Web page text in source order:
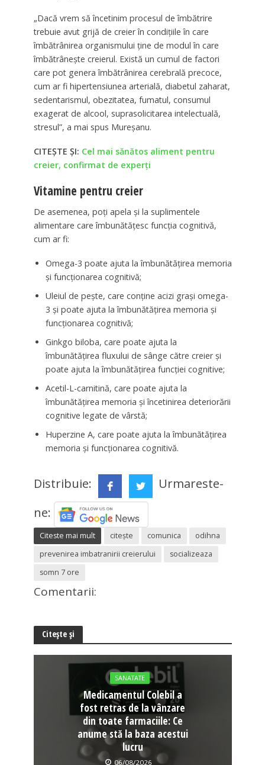
„Dacă vrem să încetinim procesul de îmbătrire
trebuie avut grijă de creier în condiţiile în care
îmbătrânirea organismului ţine de modul în care
îmbătrâneşte creierul. Există un cumul de factori
care pot genera îmbătrânirea cerebrală precoce,
cum ar fi hipertensiunea arterială, diabetul zaharat,
sedentarismul, obezitatea, fumatul, consumul
exagerat de alcool, suprasolicitarea intelectuală,
stresul”, a mai spus Mureşanu.
CITEȘTE ȘI: Cel mai sănătos aliment pentru
creier, confirmat de experţi
Vitamine pentru creier
De asemenea, poți apela și la suplimentele
alimentare care îmbunătățesc funcția cognitivă,
cum ar fi:
Omega-3 poate ajuta la îmbunătățirea memoria
și funcționarea cognitivă;
Uleiul de pește, care conține acizi grași omega-
3 și poate ajuta la îmbunătățirea memoria și
funcționarea cognitivă;
Ginkgo biloba, care poate ajuta la
îmbunătățirea fluxului de sânge către creier și
poate ajuta la îmbunătățirea funcției cognitive;
Acetil-L-carnitină, care poate ajuta la
îmbunătățirea memoria și încetinirea deteriorării
cognitive legate de vârstă;
Huperzine A, care poate ajuta la îmbunătățirea
memoria și funcționarea cognitivă.
Distribuie:
Urmareste-
ne:
Citeste mai mult citește comunica
odihna
prevenirea imbatranirii creierului
socializeaza
somn 7 ore
Comentarii:
Citește și
SANATATE
Medicamentul Colebil a
fost retras de la vânzare
din toate farmaciile: Ce
anume stă la baza acestui
lucru
06/08/2026